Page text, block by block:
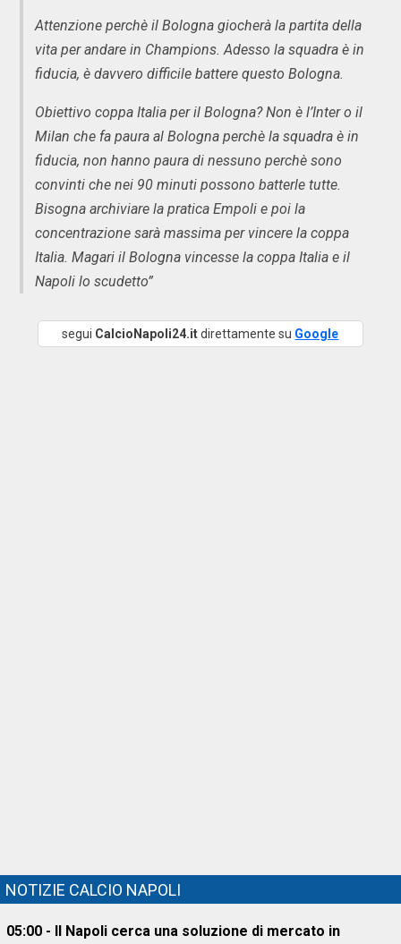
Attenzione perchè il Bologna giocherà la partita della
vita per andare in Champions. Adesso la squadra è in
fiducia, è davvero difficile battere questo Bologna.
Obiettivo coppa Italia per il Bologna? Non è l’Inter o il
Milan che fa paura al Bologna perchè la squadra è in
fiducia, non hanno paura di nessuno perchè sono
convinti che nei 90 minuti possono batterle tutte.
Bisogna archiviare la pratica Empoli e poi la
concentrazione sarà massima per vincere la coppa
Italia. Magari il Bologna vincesse la coppa Italia e il
Napoli lo scudetto”
segui CalcioNapoli24.itdirettamente su Google
NOTIZIE CALCIO NAPOLI
05:00 - Il Napoli cerca una soluzione di mercato in